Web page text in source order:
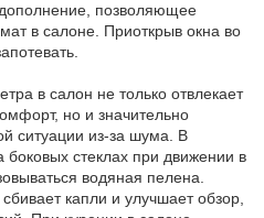
позволяющее
в салоне. Приоткрыв окна во
в салон не только отвлекает
но и значительно
ситуации из-за шума. В
боковых стеклах при движении в
водяная пелена.
капли и улучшает обзор,